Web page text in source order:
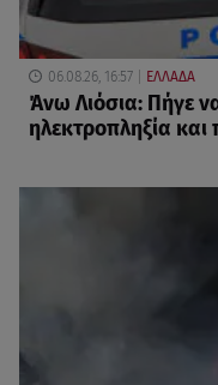
06.08.26, 16:57 ΕΛΛΑΔΑ
Άνω Λιόσια: Πήγε
ηλεκτροπληξία και